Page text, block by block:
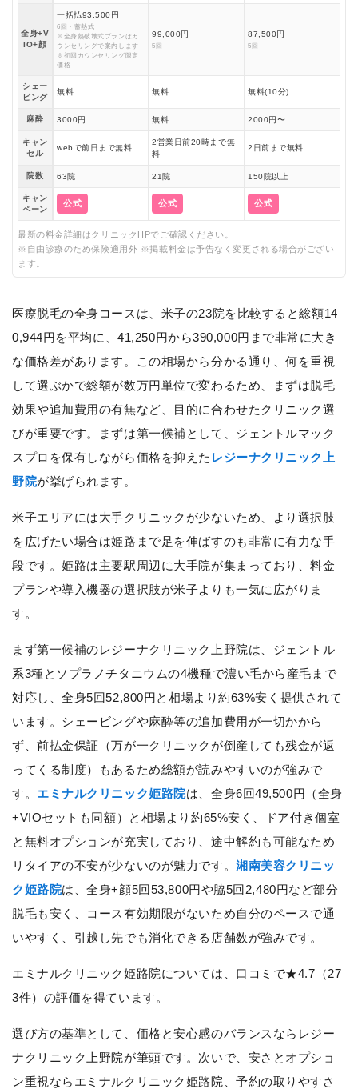
全身+V
IO+顔
一括払93,500円
6回・蓄熱式
※全身熱破壊式プランはカ
ウンセリングで案内します
※初回カウンセリング限定
価格
99,000円
5回
87,500円
5回
シェー
ビング
無料 無料 無料(10分)
麻酔 3000円 無料 2000円〜
キャン
セル
webで前日まで無料
2営業日前20時まで無
料
2日前まで無料
院数 63院 21院 150院以上
キャン
ペーン
公式 公式 公式
最新の料金詳細はクリニックHPでご確認ください。
※自由診療のため保険適用外 ※掲載料金は予告なく変更される場合がござい
ます。
医療脱毛の全身コースは、米子の23院を比較すると総額14
0,944円を平均に、41,250円から390,000円まで非常に大き
な価格差があります。この相場から分かる通り、何を重視
して選ぶかで総額が数万円単位で変わるため、まずは脱毛
効果や追加費用の有無など、目的に合わせたクリニック選
びが重要です。まずは第一候補として、ジェントルマック
スプロを保有しながら価格を抑えた レジーナクリニック上
野院が挙げられます。
米子エリアには大手クリニックが少ないため、より選択肢
を広げたい場合は姫路まで足を伸ばすのも非常に有力な手
段です。姫路は主要駅周辺に大手院が集まっており、料金
プランや導入機器の選択肢が米子よりも一気に広がりま
す。
まず第一候補のレジーナクリニック上野院は、ジェントル
系3種とソプラノチタニウムの4機種で濃い毛から産毛まで
対応し、全身5回52,800円と相場より約63%安く提供されて
います。シェービングや麻酔等の追加費用が一切かから
ず、前払金保証（万が一クリニックが倒産しても残金が返
ってくる制度）もあるため総額が読みやすいのが強みで
す。 エミナルクリニック姫路院は、全身6回49,500円（全身
+VIOセットも同額）と相場より約65%安く、ドア付き個室
と無料オプションが充実しており、途中解約も可能なため
リタイアの不安が少ないのが魅力です。湘南美容クリニッ
ク姫路院は、全身+顔5回53,800円や脇5回2,480円など部分
脱毛も安く、コース有効期限がないため自分のペースで通
いやすく、引越し先でも消化できる店舗数が強みです。
エミナルクリニック姫路院については、口コミで★4.7（27
3件）の評価を得ています。
選び方の基準として、価格と安心感のバランスならレジー
ナクリニック上野院が筆頭です。次いで、安さとオプショ
ン重視ならエミナルクリニック姫路院、予約の取りやすさ